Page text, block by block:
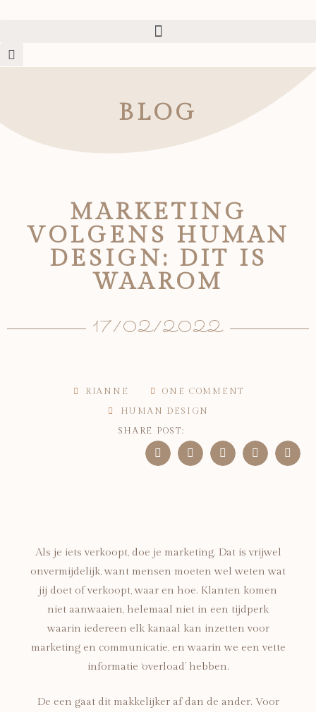
BLOG
MARKETING
VOLGENS HUMAN
DESIGN: DIT IS
WAAROM
17/02/2022
RIANNE
ONE COMMENT
HUMAN DESIGN
SHARE POST:
Als je iets verkoopt, doe je marketing. Dat is vrijwel
onvermijdelijk, want mensen moeten wel weten wat
jij doet of verkoopt, waar en hoe. Klanten komen
niet aanwaaien, helemaal niet in een tijdperk
waarin iedereen elk kanaal kan inzetten voor
marketing en communicatie, en waarin we een vette
informatie ‘overload’ hebben.
De een gaat dit makkelijker af dan de ander. Voor